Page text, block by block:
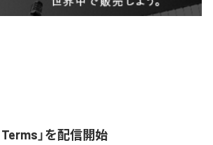
Terms」を配信開始